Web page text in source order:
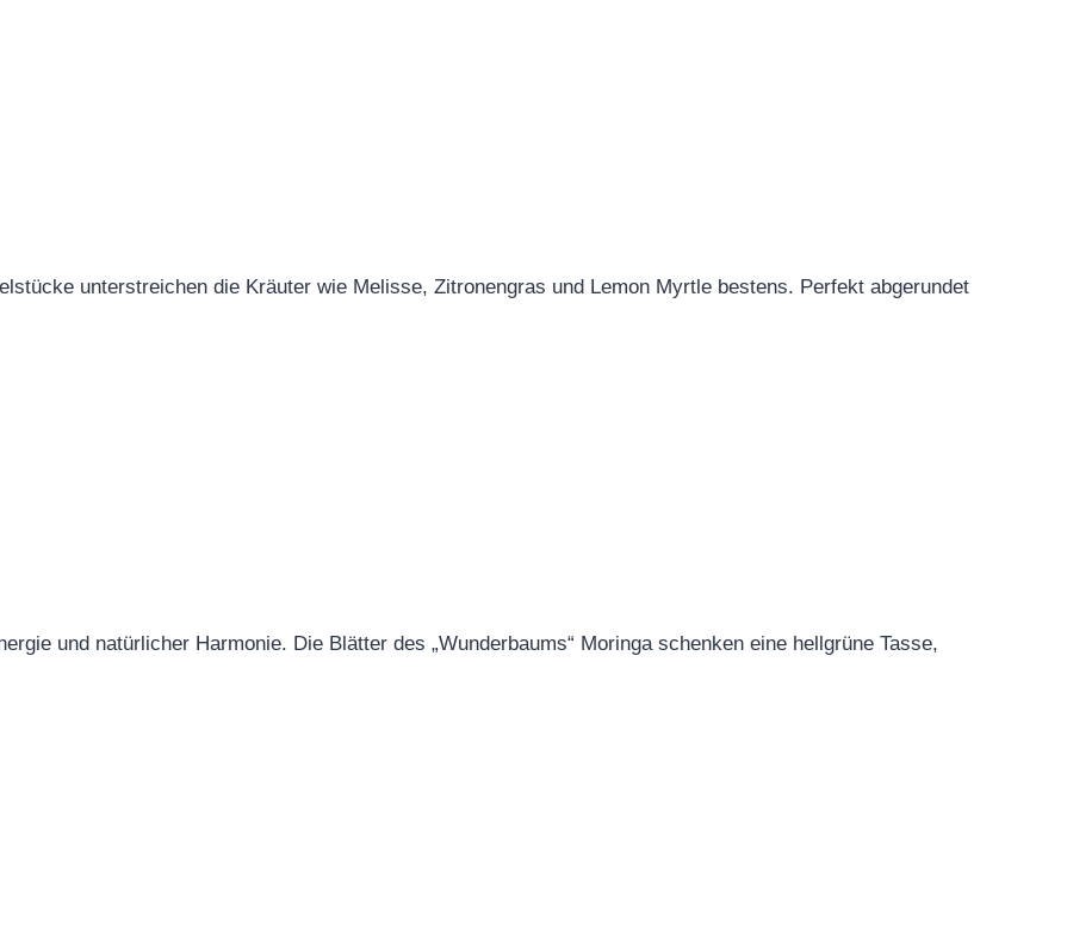
unterstreichen die Kräuter wie Melisse, Zitronengras und Lemon Myrtle bestens. Perfekt abgerundet
und natürlicher Harmonie. Die Blätter des „Wunderbaums“ Moringa schenken eine hellgrüne Tasse,